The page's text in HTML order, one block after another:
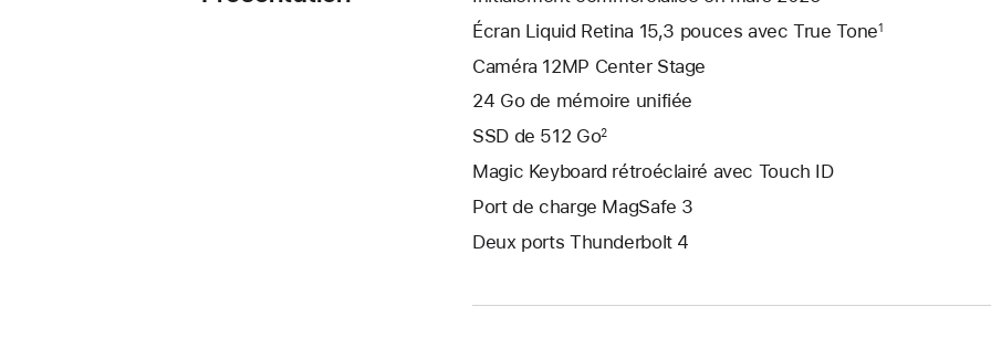
Écran Liquid Retina 15,3 pouces avec True Tone1
Caméra 12MP Center Stage
24 Go de mémoire unifiée
SSD de 512 Go2
Magic Keyboard rétroéclairé avec Touch ID
Port de charge MagSafe 3
Deux ports Thunderbolt 4